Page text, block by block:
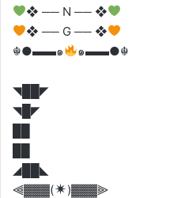
❖ ── N ── ❖
❖ ── G ── ❖
☬●▬▬๑
๑▬▬●☬
◥██◤
◥█◤
◢██◣
⫷▓▓▓(
)▓▓▓⫸